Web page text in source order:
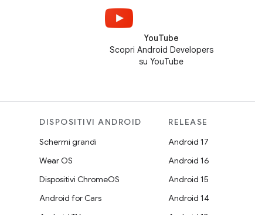
YouTube
Scopri Android Developers
su YouTube
DISPOSITIVI ANDROID
Schermi grandi
Wear OS
Dispositivi ChromeOS
Android for Cars
RELEASE
Android 17
Android 16
Android 15
Android 14